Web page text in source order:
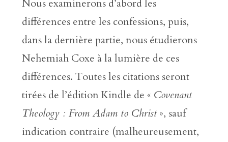
Nous examinerons d’abord les
différences entre les confessions, puis,
dans la dernière partie, nous étudierons
Nehemiah Coxe à la lumière de ces
différences. Toutes les citations seront
tirées de l’édition Kindle de « Covenant
Theology : From Adam to Christ», sauf
indication contraire (malheureusement,